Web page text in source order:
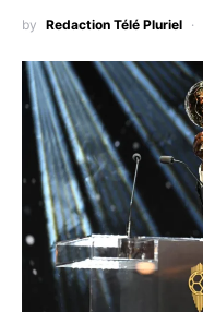
by Redaction Télé Pluriel